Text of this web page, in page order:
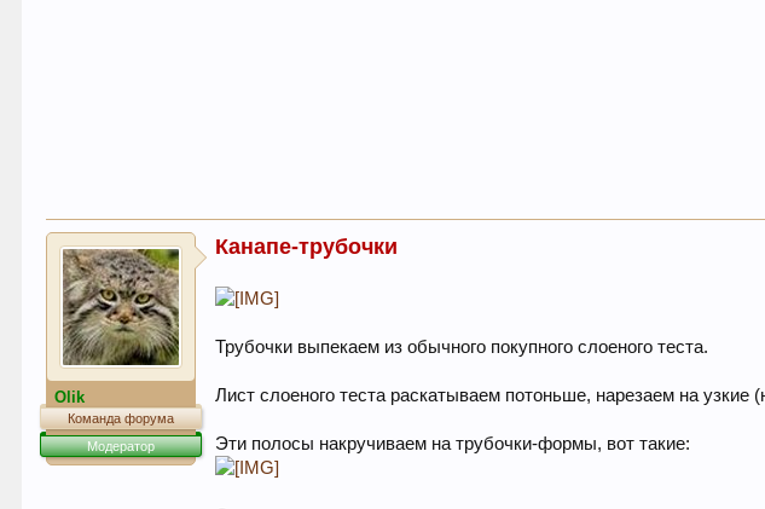
Olik
Команда форума
Модератор
Канапе-трубочки
Трубочки выпекаем из обычного покупного слоеного теста.
Лист слоеного теста раскатываем потоньше, нарезаем на
Эти полосы накручиваем на трубочки-формы, вот такие: